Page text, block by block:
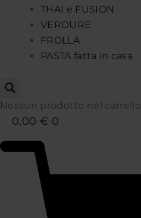
THAI e FUSION
VERDURE
FROLLA
PASTA fatta in casa
Nessun prodotto nel carrello.
0,00 € 0